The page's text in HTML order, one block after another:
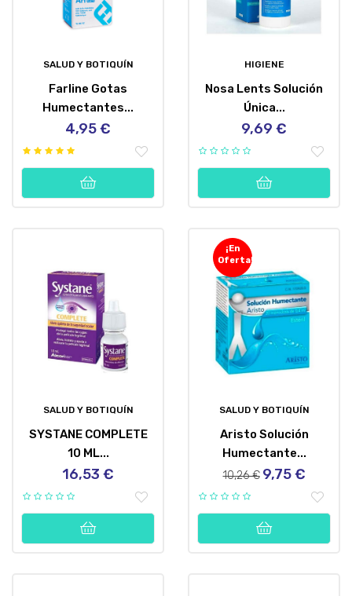
SALUD Y BOTIQUÍN
Farline Gotas
Humectantes...
Precio
4,95 €
HIGIENE
Nosa Lents Solución
Única...
Precio
9,69 €
SALUD Y BOTIQUÍN
SYSTANE COMPLETE
10 ML...
Precio
16,53 €
¡En
Oferta!
SALUD Y BOTIQUÍN
Aristo Solución
Humectante...
Precio
10,26 € Precio
9,75 €